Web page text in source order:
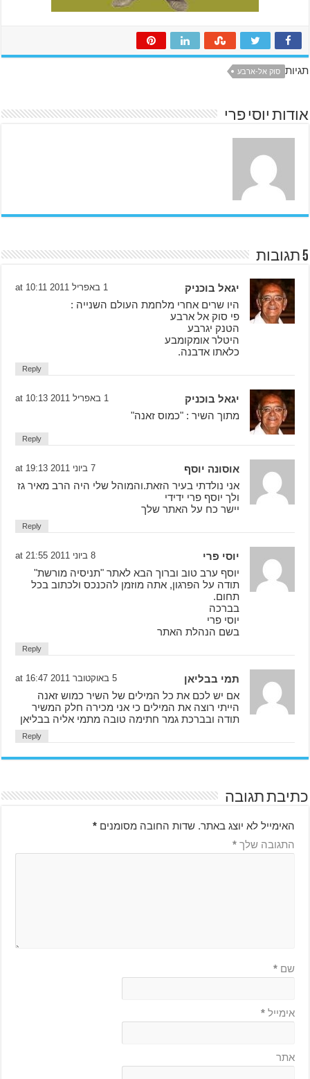
תגיות סוק אל-ארבע
אודות יוסי פרי
5 תגובות
יגאל בוכניק 1 באפריל 2011 at 10:11
היו שרים אחרי מלחמת העולם השנייה :
פי סוק אל ארבע
הטנק יגרבע
היטלר אומקומבע
כלאתו אדבנה.
Reply
יגאל בוכניק 1 באפריל 2011 at 10:13
מתוך השיר : "כמוס זאנה"
Reply
אוסונה יוסף 7 ביוני 2011 at 19:13
אני נולדתי בעיר הזאת.והמוהל שלי היה הרב מאיר גז
ולך יוסף פרי ידידי
יישר כח על האתר שלך
Reply
יוסי פרי 8 ביוני 2011 at 21:55
יוסף ערב טוב וברוך הבא לאתר "תניסיה מורשת"
תודה על הפרגון, אתה מוזמן להכנכס ולכתוב בכל
תחום.
בברכה
יוסי פרי
בשם הנהלת האתר
Reply
תמי בבליאן 5 באוקטובר 2011 at 16:47
אם יש לכם את כל המילים של השיר כמוש זאנה
הייתי רוצה את המילים כי אני מכירה חלק המשיר
תודה ובברכת גמר חתימה טובה מתמי אליה בבליאן
Reply
כתיבת תגובה
האימייל לא יוצג באתר. שדות החובה מסומנים*
התגובה שלך*
שם*
אימייל*
אתר